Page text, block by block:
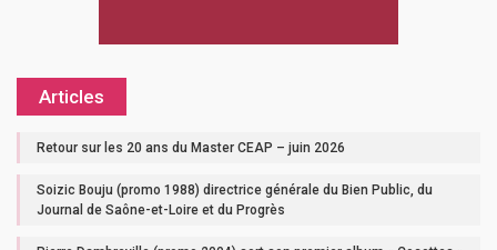
Articles
Retour sur les 20 ans du Master CEAP – juin 2026
Soizic Bouju (promo 1988) directrice générale du Bien Public, du
Journal de Saône-et-Loire et du Progrès